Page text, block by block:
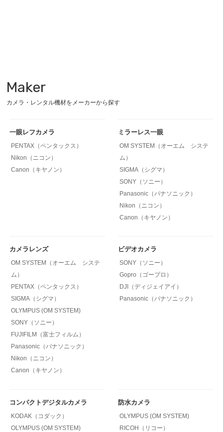
Maker
カメラ・レンタル機材をメーカーから探す
一眼レフカメラ
PENTAX（ペンタックス）
Nikon（ニコン）
Canon（キヤノン）
ミラーレス一眼
OM SYSTEM（オーエム システ
ム）
SIGMA（シグマ）
SONY（ソニー）
Panasonic（パナソニック）
Nikon（ニコン）
Canon（キヤノン）
カメラレンズ
OM SYSTEM（オーエム システ
ム）
PENTAX（ペンタックス）
SIGMA（シグマ）
OLYMPUS (OM SYSTEM)
SONY（ソニー）
FUJIFILM（富士フィルム）
Panasonic（パナソニック）
Nikon（ニコン）
Canon（キヤノン）
ビデオカメラ
SONY（ソニー）
Gopro（ゴープロ）
DJI（ディジェイアイ）
Panasonic（パナソニック）
コンパクトデジタルカメラ
KODAK（コダック）
OLYMPUS (OM SYSTEM)
防水カメラ
OLYMPUS (OM SYSTEM)
RICOH（リコー）